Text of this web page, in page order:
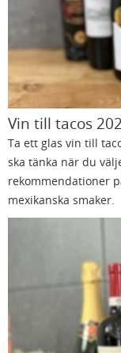
Vin till tacos
Ta ett glas vin till
ska tänka när du
rekommendationer
mexikanska smaker.